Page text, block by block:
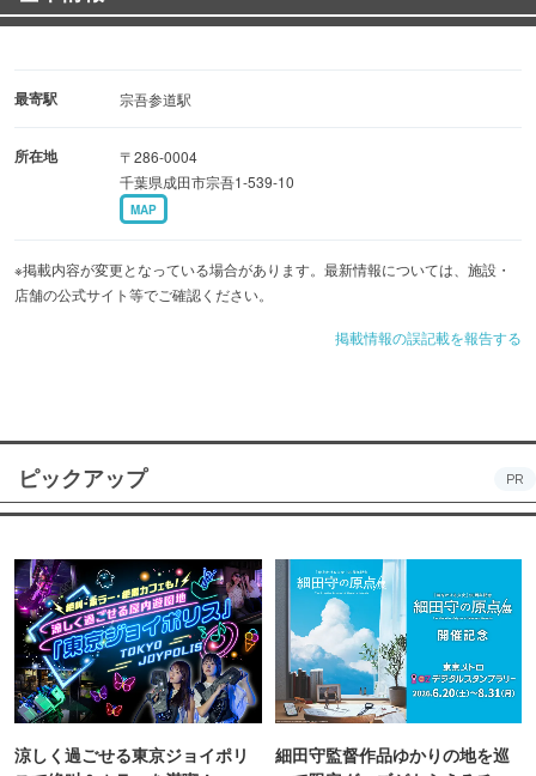
最寄駅 宗吾参道駅
所在地
〒286-0004
千葉県成田市宗吾1-539-10
MAP
※掲載内容が変更となっている場合があります。最新情報については、施設・
店舗の公式サイト等でご確認ください。
掲載情報の誤記載を報告する
ピックアップ PR
涼しく過ごせる東京ジョイポリ
細田守監督作品ゆかりの地を巡